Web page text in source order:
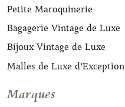
Petite Maroquinerie
Bagagerie Vintage de Luxe
Bijoux Vintage de Luxe
Malles de Luxe d’Exception
Marques